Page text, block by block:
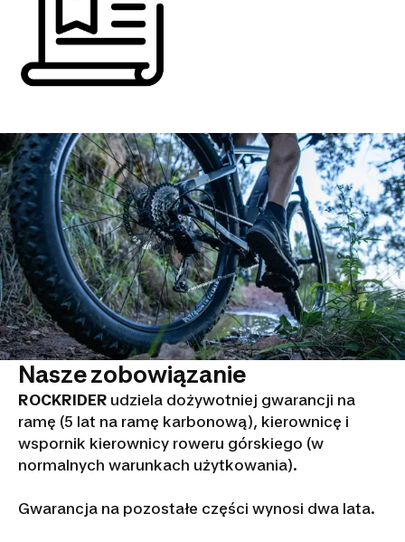
Nasze zobowiązanie
ROCKRIDER udziela dożywotniej gwarancji na
ramę (5 lat na ramę karbonową), kierownicę i
wspornik kierownicy roweru górskiego (w
normalnych warunkach użytkowania).
Gwarancja na pozostałe części wynosi dwa lata.